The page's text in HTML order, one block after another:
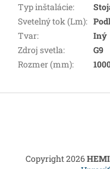
Typ inštalácie:
Svetelný tok (Lm):
Tvar:
Iný
Zdroj svetla:
G9
Rozmer (mm):
Copyright 2026